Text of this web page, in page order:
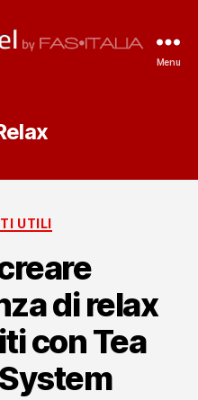
Menu
UTILI
di relax
con Tea